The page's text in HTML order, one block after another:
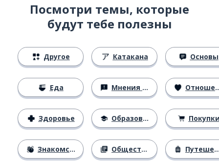
Посмотри темы, которые
будут тебе полезны
Другое
Еда
Здоровье
Знакомство
Катакана
Мнения и убеждения
Образование
Общество
Основы
Отношения
Путешествия